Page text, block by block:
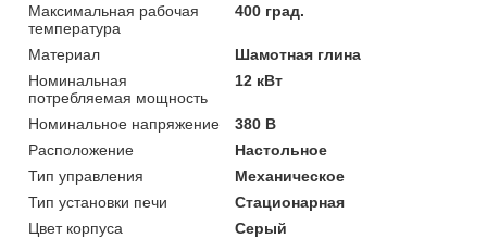
Максимальная рабочая
температура
400 град.
Материал
Шамотная глина
Номинальная
потребляемая мощность
12 кВт
Номинальное напряжение
380 В
Расположение
Настольное
Тип управления
Механическое
Тип установки печи
Стационарная
Цвет корпуса
Серый